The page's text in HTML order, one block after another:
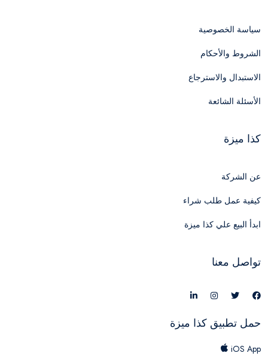
سياسة الخصوصية
الشروط والأحكام
الاستبدال والاسترجاع
الأسئلة الشائعة
كذا ميزة
عن الشركة
كيفية عمل طلب شراء
ابدأ البيع علي كذا ميزة
تواصل معنا
حمل تطبيق كذا ميزة
iOS App